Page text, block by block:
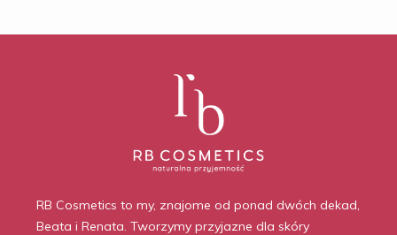
RB Cosmetics to my, znajome od ponad dwóch dekad,
Beata i Renata. Tworzymy przyjazne dla skóry